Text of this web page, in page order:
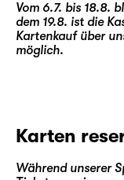
Vom 6.7. bis 18.8.
dem 19.8. ist die
Kartenkauf über
möglich.
Karten
Während unserer